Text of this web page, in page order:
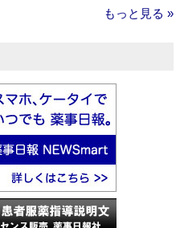
もっと見る »